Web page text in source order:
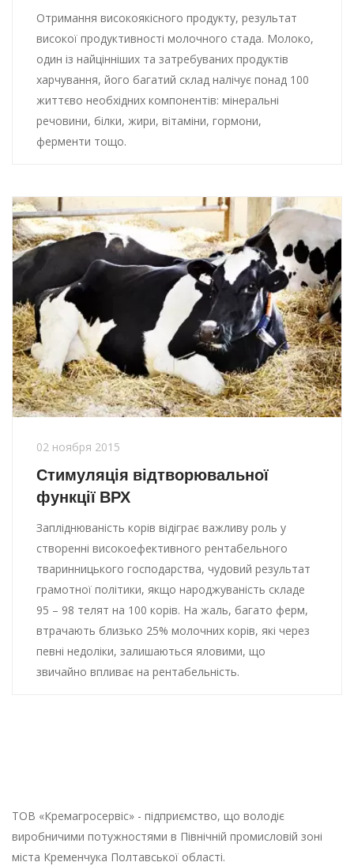
Отримання високоякісного продукту, результат
високої продуктивності молочного стада. Молоко,
один із найцінніших та затребуваних продуктів
харчування, його багатий склад налічує понад 100
життєво необхідних компонентів: мінеральні
речовини, білки, жири, вітаміни, гормони,
ферменти тощо.
02 ноября 2015
Стимуляція відтворювальної
функції ВРХ
Запліднюваність корів відіграє важливу роль у
створенні високоефективного рентабельного
тваринницького господарства, чудовий результат
грамотної політики, якщо народжуваність складе
95 – 98 телят на 100 корів. На жаль, багато ферм,
втрачають близько 25% молочних корів, які через
певні недоліки, залишаються яловими, що
звичайно впливає на рентабельність.
ТОВ «Кремагросервіс» - підприємство, що володіє
виробничими потужностями в Північній промисловій зоні
міста Кременчука Полтавської області.